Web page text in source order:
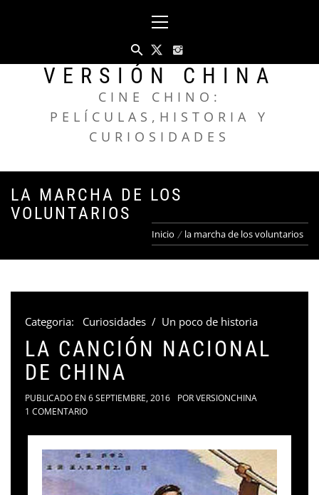
principal
VERSIÓN CHINA
CINE CHINO:
PELÍCULAS,HISTORIA Y
CURIOSIDADES
LA MARCHA DE LOS
VOLUNTARIOS
Inicio la marcha de los voluntarios
Categoria: Curiosidades / Un poco de historia
LA CANCIÓN NACIONAL
DE CHINA
PUBLICADO EN 6 SEPTIEMBRE, 2016 PORVERSIONCHINA
1 COMENTARIO